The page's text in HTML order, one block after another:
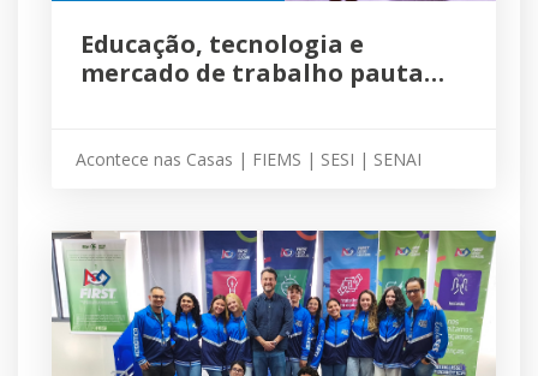
Educação, tecnologia e
mercado de trabalho pautam
Acontece nas Casas | FIEMS | SESI | SENAI